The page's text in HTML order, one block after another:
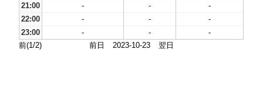
21:00
- -
-
22:00
- -
-
23:00
- -
-
前(1/2)
前日 2023-10-23 翌日